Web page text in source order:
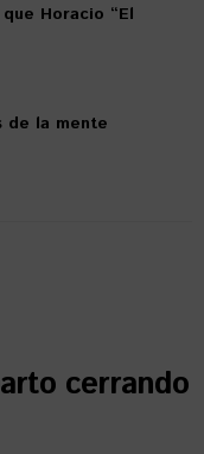
Horacio “El
de la mente
cerrando